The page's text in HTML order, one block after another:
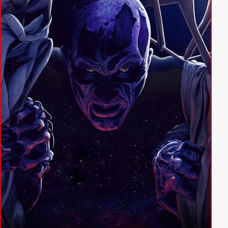
Friedhof Père Lachaise erwacht Oscar Wilde zum
Leben und bewahrt einen Mann davor, den Fehler
seines Lebens zu begehen. Ein geschiedenes Paar
ergeht sich im Bistro in Sarkasmen, unterdessen wird
ein blinder junger Mann von seiner Freundin
verlassen. Und dann streunen auch noch Kiffer,
Vampire und chinesische Hairstylistinnen durch die
Stadt.